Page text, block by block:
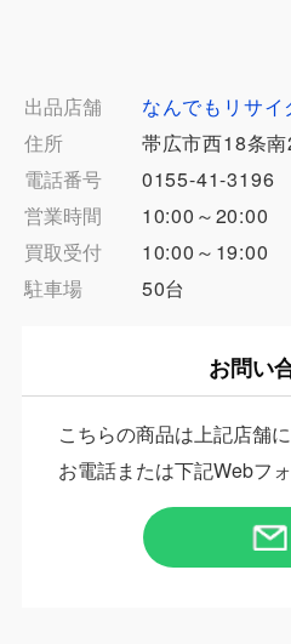
出品店舗
なんでもリサ
住所
帯広市西18条
電話番号
0155-41-3196
営業時間
10:00～20:00
買取受付
10:00～19:00
駐車場
50台
お問い
こちらの商品は上記店舗
お電話または下記Webフ